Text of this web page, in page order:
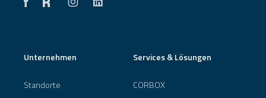
Unternehmen
Standorte
Services & Lösungen
CORBOX